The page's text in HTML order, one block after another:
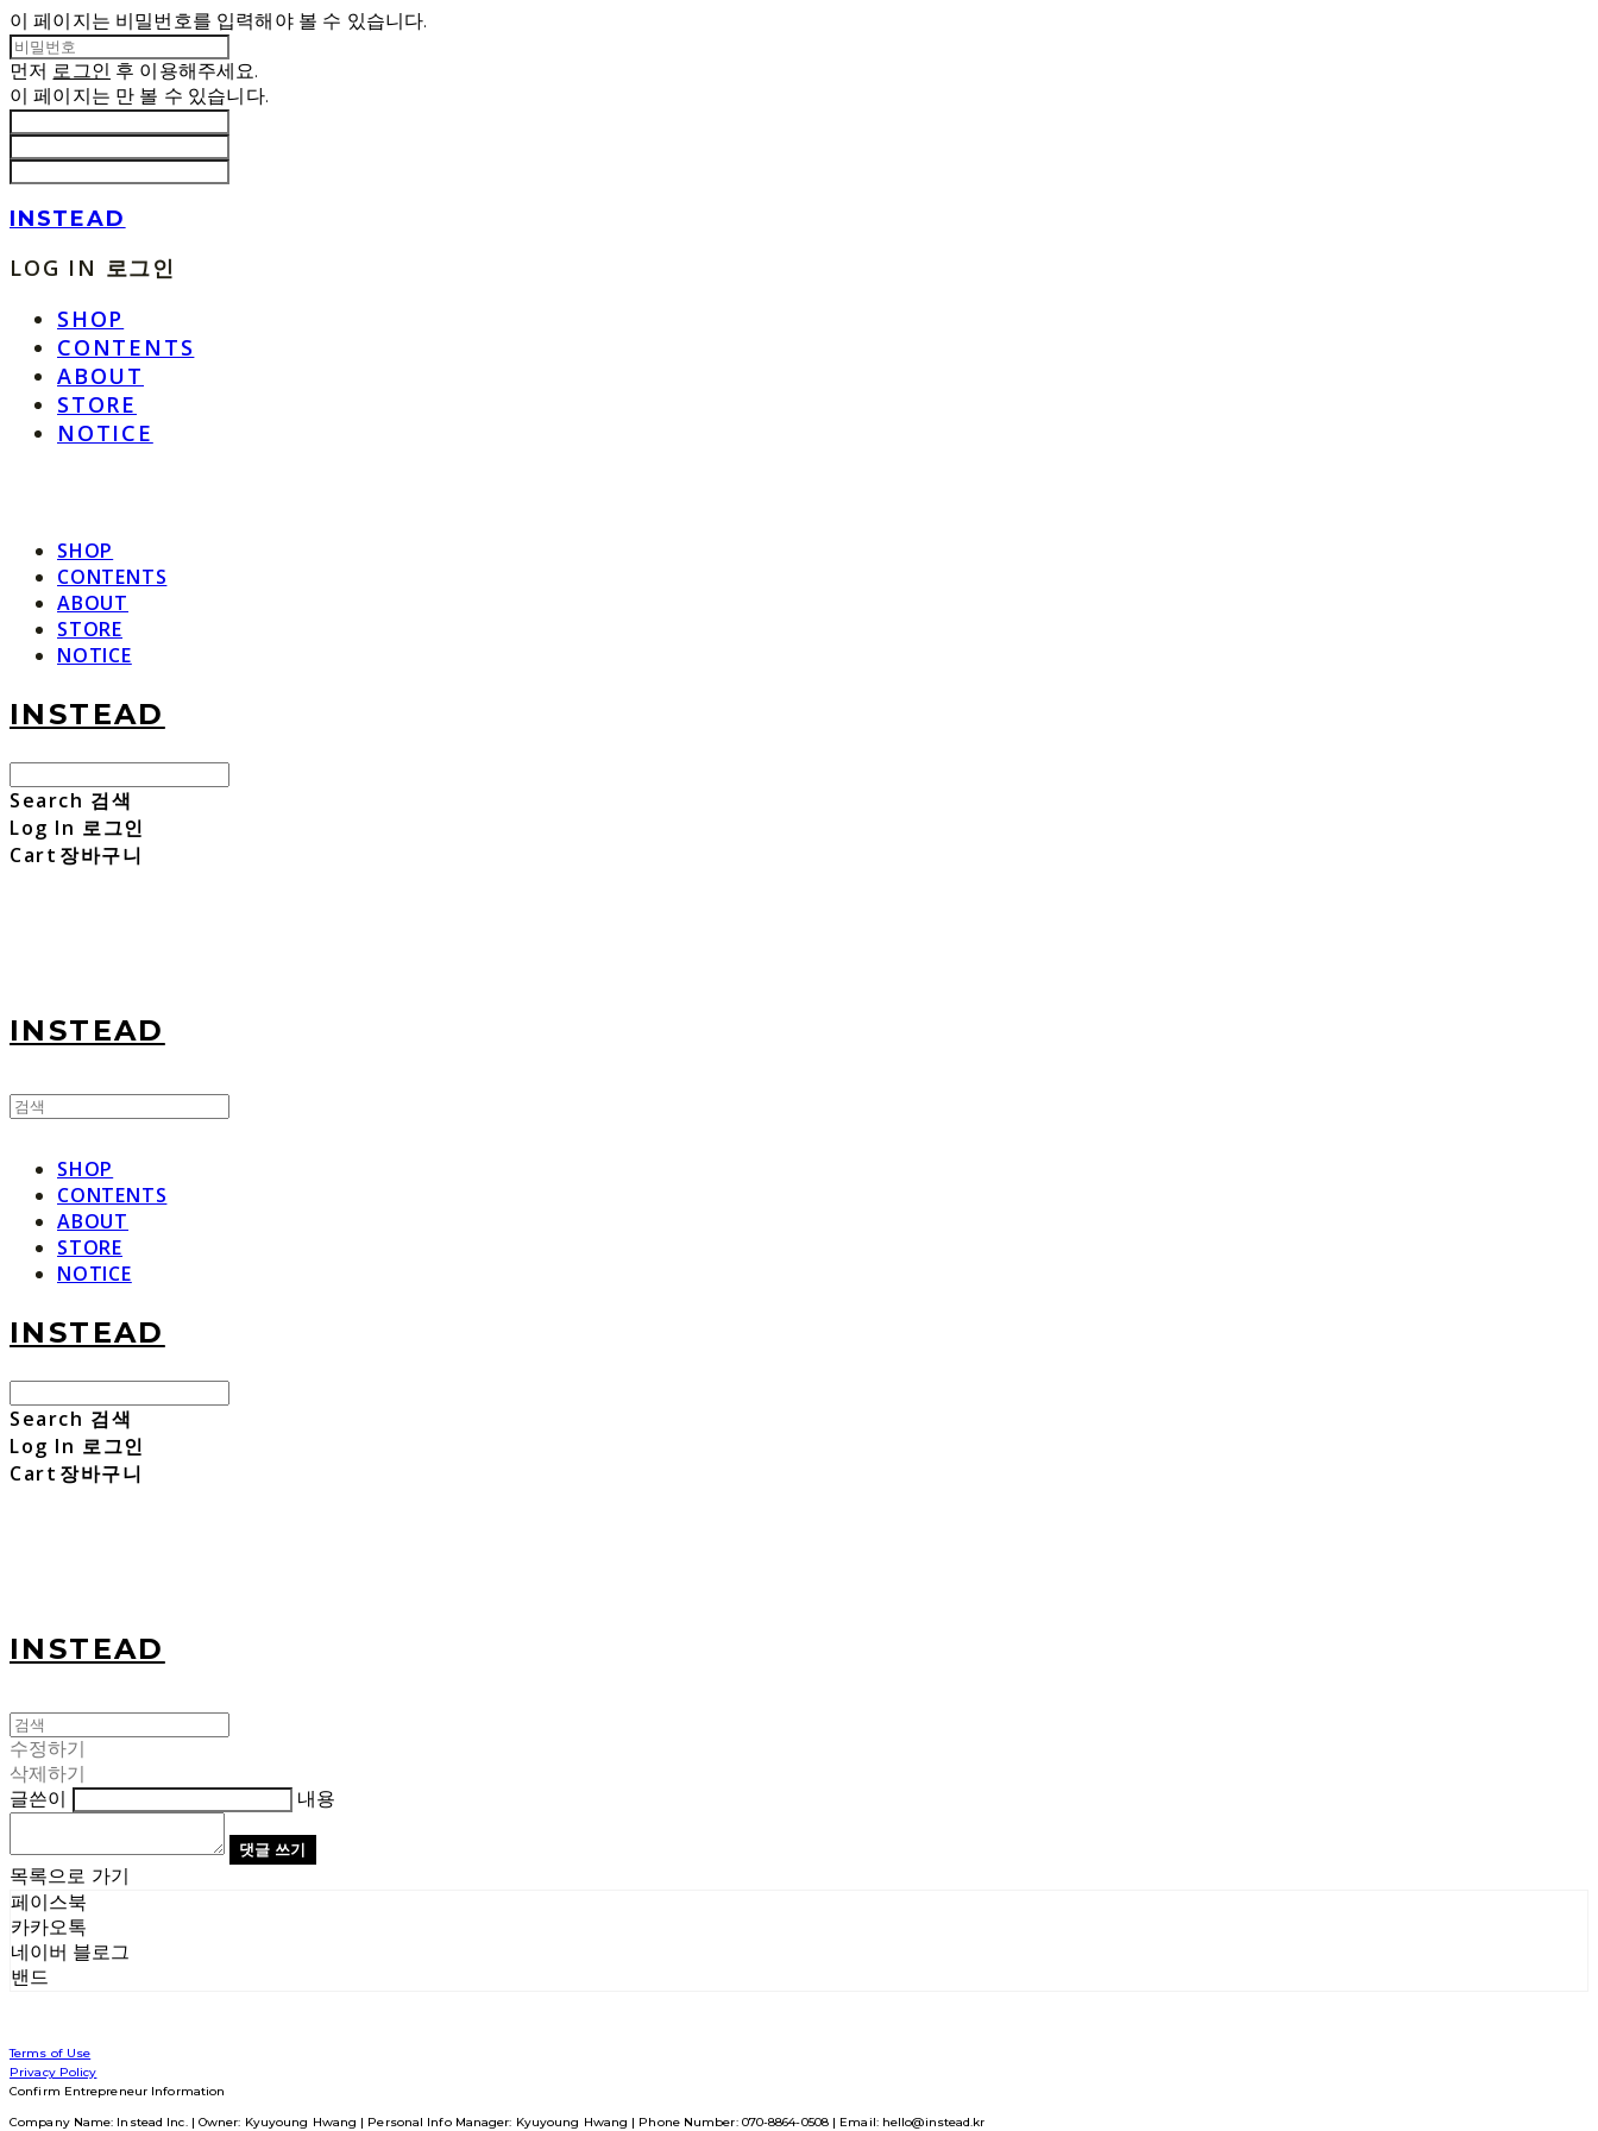
이 페이지는 비밀번호를 입력해야 볼 수 있습니다.
먼저 로그인 후 이용해주세요.
이 페이지는 만 볼 수 있습니다.
INSTEAD
LOG IN 로그인
SHOP
CONTENTS
ABOUT
STORE
NOTICE
SHOP
CONTENTS
ABOUT
STORE
NOTICE
INSTEAD
Search 검색
Log In 로그인
Cart 장바구니
INSTEAD
SHOP
CONTENTS
ABOUT
STORE
NOTICE
INSTEAD
Search 검색
Log In 로그인
Cart 장바구니
INSTEAD
수정하기
삭제하기
글쓴이
내용
댓글 쓰기
목록으로 가기
페이스북
카카오톡
네이버 블로그
밴드
Terms of Use
Privacy Policy
Confirm Entrepreneur Information
Company Name: Instead Inc. | Owner: Kyuyoung Hwang | Personal Info Manager: Kyuyoung Hwang | Phone Number: 070-8864-0508 | Email: hello@instead.kr